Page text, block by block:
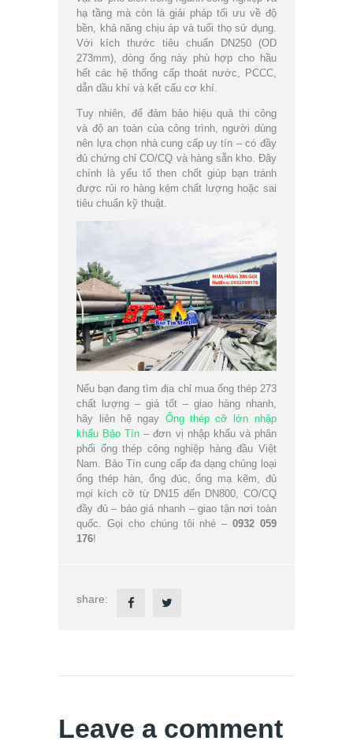
hạ tầng mà còn là giải pháp tối ưu về độ
bền, khả năng chịu áp và tuổi thọ sử dụng.
Với kích thước tiêu chuẩn DN250 (OD
273mm), dòng ống này phù hợp cho hầu
hết các hệ thống cấp thoát nước, PCCC,
dẫn dầu khí và kết cấu cơ khí.
Tuy nhiên, để đảm bảo hiệu quả thi công
và độ an toàn của công trình, người dùng
nên lựa chọn nhà cung cấp uy tín – có đầy
đủ chứng chỉ CO/CQ và hàng sẵn kho. Đây
chính là yếu tố then chốt giúp bạn tránh
được rủi ro hàng kém chất lượng hoặc sai
tiêu chuẩn kỹ thuật.
Nếu bạn đang tìm địa chỉ mua ống thép 273
chất lượng – giá tốt – giao hàng nhanh,
hãy liên hệ ngay Ống thép cỡ lớn nhập
khẩu Bảo Tín – đơn vị nhập khẩu và phân
phối ống thép công nghiệp hàng đầu Việt
Nam. Bảo Tín cung cấp đa dạng chủng loại
ống thép hàn, ống đúc, ống mạ kẽm, đủ
mọi kích cỡ từ DN15 đến DN800, CO/CQ
đầy đủ – báo giá nhanh – giao tận nơi toàn
quốc. Gọi cho chúng tôi nhé – 0932 059
176!
share:
Leave a comment